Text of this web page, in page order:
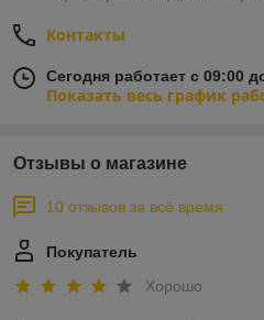
Контакты
Сегодня работает с 09:00
Показать весь график
Отзывы о магазине
10 отзывов за всё время
Покупатель
Хорошо